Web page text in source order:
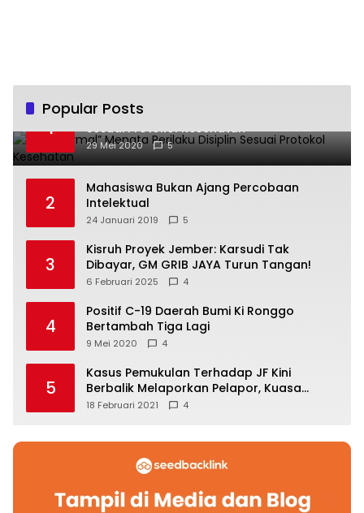
Popular Posts
1
“New Normal” Menata Perilaku Disiplin
Sesuai Protokol Kesehatan
29 Mei 2020 5
2
Mahasiswa Bukan Ajang Percobaan
Intelektual
24 Januari 2019 5
3
Kisruh Proyek Jember: Karsudi Tak
Dibayar, GM GRIB JAYA Turun Tangan!
6 Februari 2025 4
4
Positif C-19 Daerah Bumi Ki Ronggo
Bertambah Tiga Lagi
9 Mei 2020 4
5
Kasus Pemukulan Terhadap JF Kini
Berbalik Melaporkan Pelapor, Kuasa
Hukum Angkat Bicara
18 Februari 2021 4